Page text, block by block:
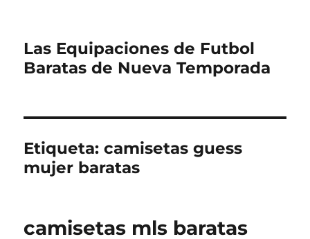
Las Equipaciones de Futbol
Baratas de Nueva Temporada
Etiqueta:camisetas guess
mujer baratas
camisetas mls baratas